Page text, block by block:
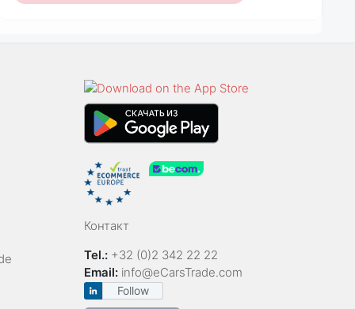
Контакт
Tel.: +32 (0)2 342 22 22
Email: info@eCarsTrade.com
Follow